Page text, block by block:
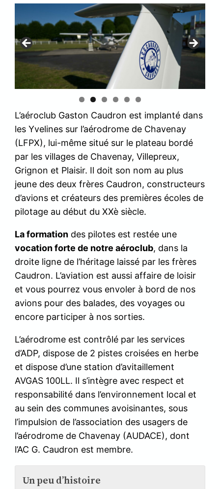
L’aéroclub Gaston Caudron est implanté dans
les Yvelines sur l’aérodrome de Chavenay
(LFPX), lui-même situé sur le plateau bordé
par les villages de Chavenay, Villepreux,
Grignon et Plaisir. Il doit son nom au plus
jeune des deux frères Caudron, constructeurs
d’avions et créateurs des premières écoles de
pilotage au début du XXè siècle.
La formation des pilotes est restée une
vocation forte de notre aéroclub, dans la
droite ligne de l’héritage laissé par les frères
Caudron. L’aviation est aussi affaire de loisir
et vous pourrez vous envoler à bord de nos
avions pour des balades, des voyages ou
encore participer à nos sorties.
L’aérodrome est contrôlé par les services
d’ADP, dispose de 2 pistes croisées en herbe
et dispose d’une station d’avitaillement
AVGAS 100LL. Il s’intègre avec respect et
responsabilité dans l’environnement local et
au sein des communes avoisinantes, sous
l’impulsion de l’association des usagers de
l’aérodrome de Chavenay (AUDACE), dont
l’AC G. Caudron est membre.
Un peu d’histoire